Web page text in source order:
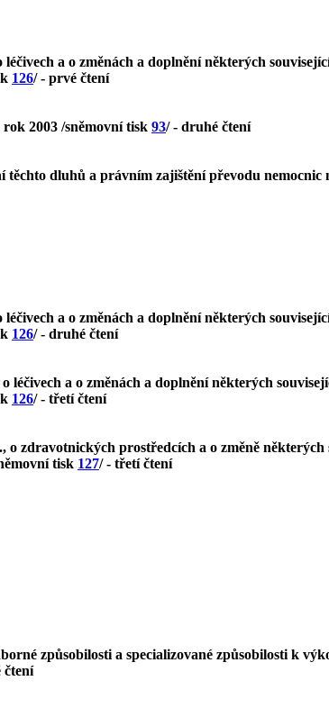
a o změnách a doplnění některých
126/ - prvé čtení
2003 /sněmovní tisk 93/ - druhé čtení
těchto dluhů a právním zajištění převodu nemocnic
a o změnách a doplnění některých
126/ - druhé čtení
a o změnách a doplnění některých
126/ - třetí čtení
zdravotnických prostředcích a o změně
tisk 127/ - třetí čtení
způsobilosti a specializované způsobilosti k
čtení